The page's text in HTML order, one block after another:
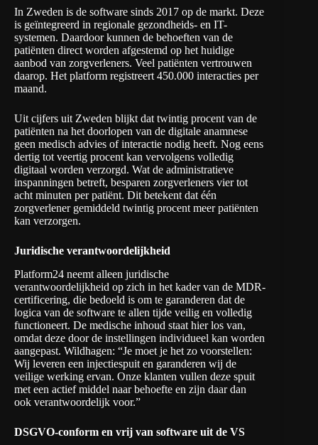
In Zweden is de software sinds 2017 op de markt. Deze
is geïntegreerd in regionale gezondheids- en IT-
systemen. Daardoor kunnen de behoeften van de
patiënten direct worden afgestemd op het huidige
aanbod van zorgverleners. Veel patiënten vertrouwen
daarop. Het platform registreert 450.000 interacties per
maand.
Uit cijfers uit Zweden blijkt dat twintig procent van de
patiënten na het doorlopen van de digitale anamnese
geen medisch advies of interactie nodig heeft. Nog eens
dertig tot veertig procent kan vervolgens volledig
digitaal worden verzorgd. Wat de administratieve
inspanningen betreft, besparen zorgverleners vier tot
acht minuten per patiënt. Dit betekent dat één
zorgverlener gemiddeld twintig procent meer patiënten
kan verzorgen.
Juridische verantwoordelijkheid
Platform24 neemt alleen juridische
verantwoordelijkheid op zich in het kader van de MDR-
certificering, die bedoeld is om te garanderen dat de
logica van de software te allen tijde veilig en volledig
functioneert. De medische inhoud staat hier los van,
omdat deze door de instellingen individueel kan worden
aangepast. Wildhagen: “Je moet je het zo voorstellen:
Wij leveren een injectiespuit en garanderen wij de
veilige werking ervan. Onze klanten vullen deze spuit
met een actief middel naar behoefte en zijn daar dan
ook verantwoordelijk voor.”
DSGVO-conform en vrij van software uit de VS